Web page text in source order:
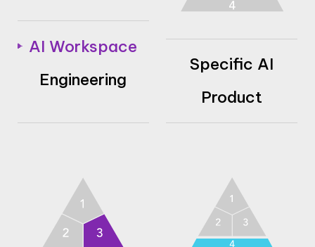
AI Workspace
Engineering
Specific AI
Product